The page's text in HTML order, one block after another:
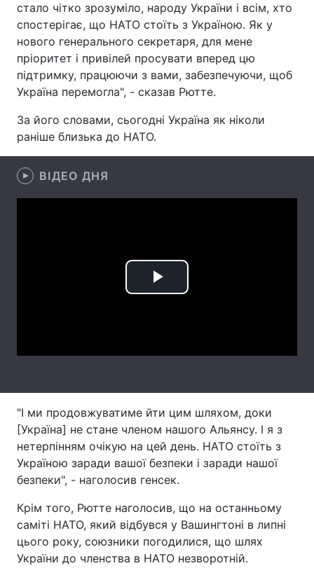
Зброя Інциденти
Здоров'я Туризм
Цікавинки Погода
Екологія Регіони
Лонгріди
Відео з Youtube
Тема оформлення
стало чітко зрозуміло, народу України і всім, хто
спостерігає, що НАТО стоїть з Україною. Як у
нового генерального секретаря, для мене
пріоритет і привілей просувати вперед цю
підтримку, працюючи з вами, забезпечуючи, щоб
Україна перемогла", - сказав Рютте.
За його словами, сьогодні Україна як ніколи
раніше близька до НАТО.
ВІДЕО ДНЯ
Play
"І ми продовжуватиме йти цим шляхом, доки
[Україна] не стане членом нашого Альянсу. І я з
нетерпінням очікую на цей день. НАТО стоїть з
Україною заради вашої безпеки і заради нашої
безпеки", - наголосив генсек.
Крім того, Рютте наголосив, що на останньому
саміті НАТО, який відбувся у Вашингтоні в липні
цього року, союзники погодилися, що шлях
України до членства в НАТО незворотній.